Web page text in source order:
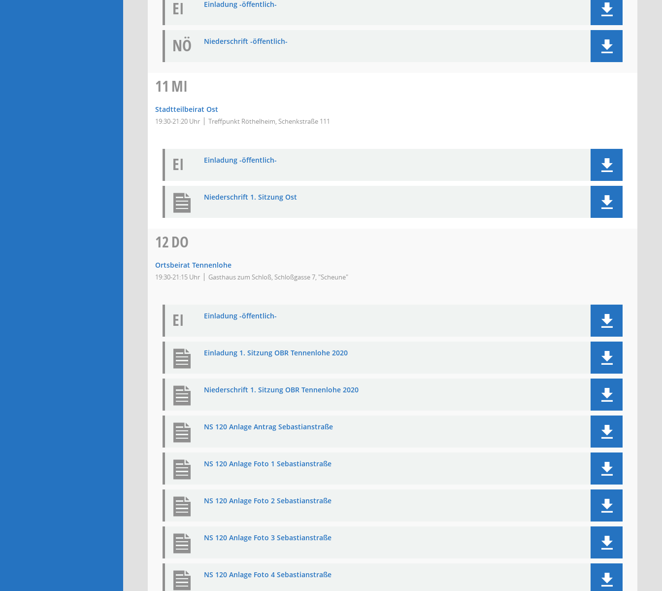
EI Einladung -öffentlich-
NÖ Niederschrift -öffentlich-
11 MI
Stadtteilbeirat Ost
19:30-21:20 Uhr Treffpunkt Röthelheim, Schenkstraße 111
EI Einladung -öffentlich-
Niederschrift 1. Sitzung Ost
12DO
Ortsbeirat Tennenlohe
19:30-21:15 Uhr Gasthaus zum Schloß, Schloßgasse 7, "Scheune"
EI Einladung -öffentlich-
Einladung 1. Sitzung OBR Tennenlohe 2020
Niederschrift 1. Sitzung OBR Tennenlohe 2020
NS 120 Anlage Antrag Sebastianstraße
NS 120 Anlage Foto 1 Sebastianstraße
NS 120 Anlage Foto 2 Sebastianstraße
NS 120 Anlage Foto 3 Sebastianstraße
NS 120 Anlage Foto 4 Sebastianstraße